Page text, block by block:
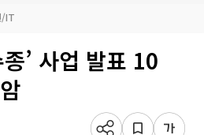
/IT
’ 사업 발표 10